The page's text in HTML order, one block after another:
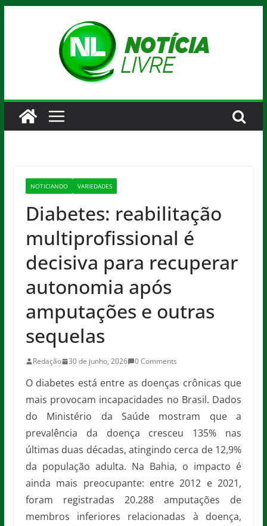
NOTICIANDO VARIEDADES
Diabetes: reabilitação
multiprofissional é
decisiva para recuperar
autonomia após
amputações e outras
sequelas
Redação 30 de junho, 2026 0 Comments
O diabetes está entre as doenças crônicas que
mais provocam incapacidades no Brasil. Dados
do Ministério da Saúde mostram que a
prevalência da doença cresceu 135% nas
últimas duas décadas, atingindo cerca de 12,9%
da população adulta. Na Bahia, o impacto é
ainda mais preocupante: entre 2012 e 2021,
foram registradas 20.288 amputações de
membros inferiores relacionadas à doença,